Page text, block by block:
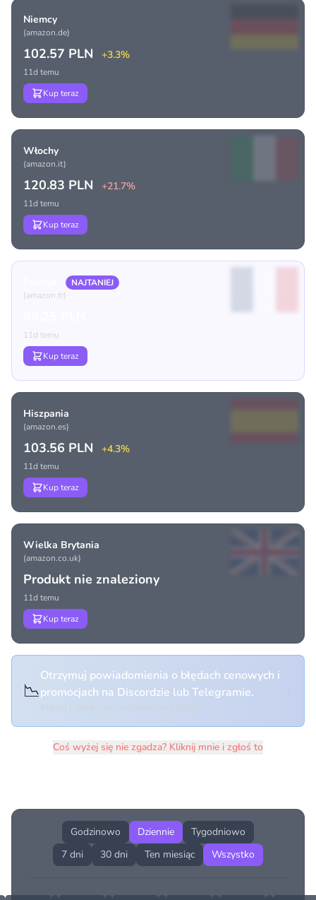
Niemcy
(amazon.de)
102.57 PLN +3.3%
11d temu
Kup teraz
Włochy
(amazon.it)
120.83 PLN +21.7%
11d temu
Kup teraz
NAJTANIEJ
(amazon.fr)
11d temu
Kup teraz
Hiszpania
(amazon.es)
103.56 PLN +4.3%
11d temu
Kup teraz
Wielka Brytania
(amazon.co.uk)
Produkt nie znaleziony
11d temu
Kup teraz
📉
Otrzymuj powiadomienia o błędach cenowych i
promocjach na Discordzie lub Telegramie.
Coś wyżej się nie zgadza? Kliknij mnie i zgłoś to
Godzinowo Dziennie
Tygodniowo
7 dni
30 dni Ten miesiąc Wszystko